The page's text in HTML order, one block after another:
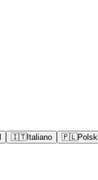
🇮🇹Italiano 🇵🇱Polski